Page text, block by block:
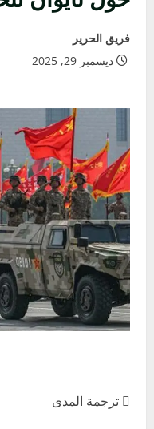
فريق الحرير
ديسمبر 29, 2025
 ترجمة المدى